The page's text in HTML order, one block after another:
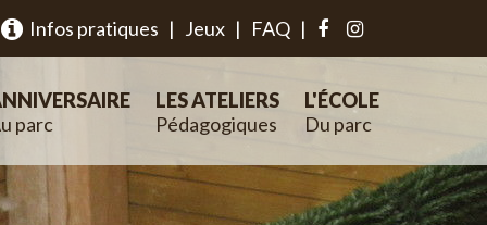
Infos pratiques | Jeux | FAQ |
parc
LES ATELIERS
Pédagogiques
L'ÉCOLE
Du parc